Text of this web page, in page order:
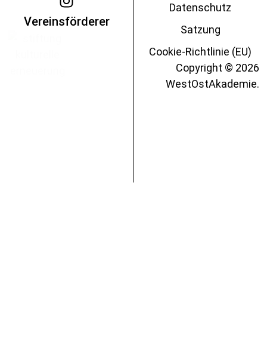
Vereinsförderer
Datenschutz
Satzung
Cookie-Richtlinie (EU)
Copyright © 2026
WestOstAkademie.